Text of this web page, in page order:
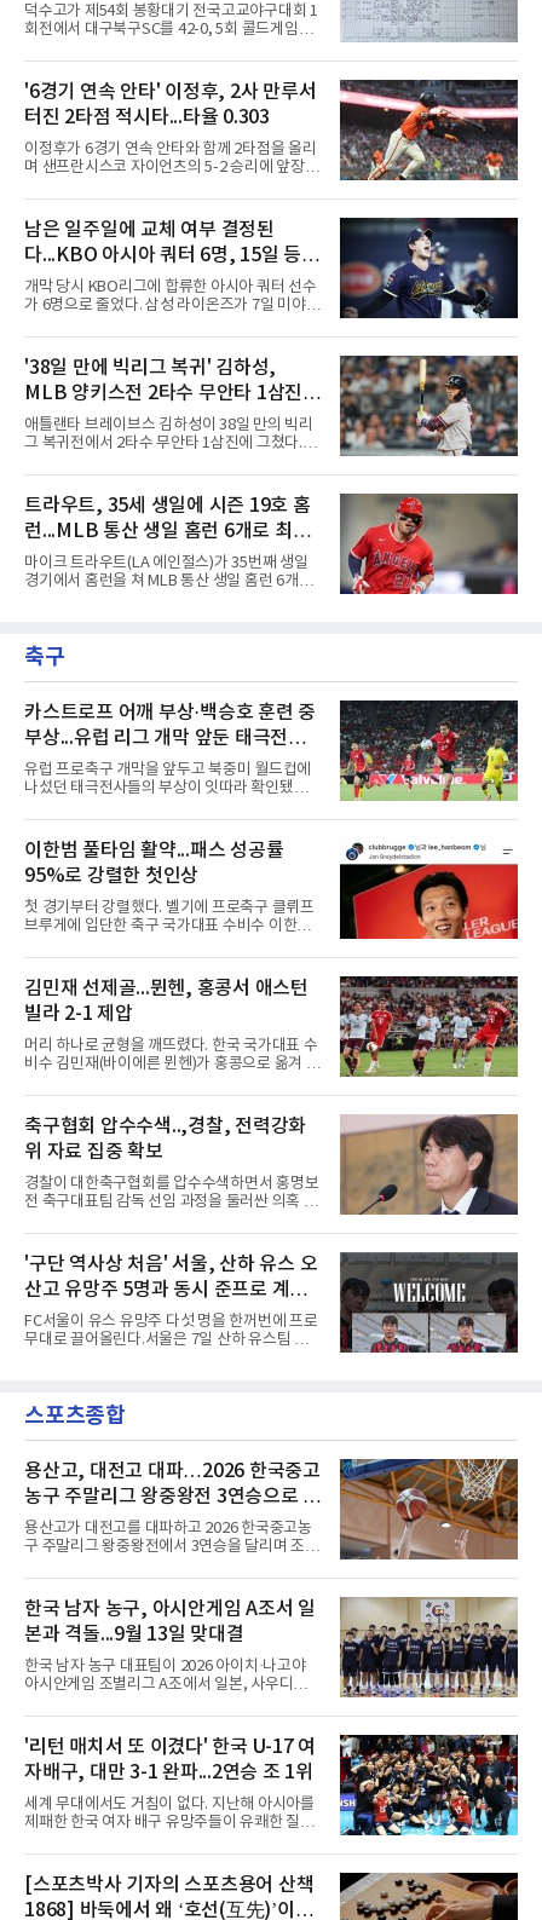
덕수고가 제54회 봉황대기 전국고교야구대회 1
회전에서 대구북구SC를 42-0, 5회 콜드게임으
경기에서 덕수고는 1회 5점, 2회 3점, 3회 10점
으로 18-0을 만든 뒤 4회 21점, 5회 3점을 보탰
다. 팀 안타 34개, 볼넷 12개를 기록했다.7번 타
자 유격수 홍주용은 4회 홈런 2개를 포함해 6타
수 6안타 3타점 4득점을 올렸고, 조원빈은 6타
수 6안타 5타점, 박종혁은 5타수 5안타 3타점을
남겼다. 선발 최희성은 5이닝 2피안타 무사사구
20안타 21실점했다.덕수고는 지난 4월 신세계
이마트배와 지난달 대통령배를
'6경기 연속 안타' 이정후, 2사 만루서
터진 2타점 적시타...타율 0.303
이정후가 6경기 연속 안타와 함께 2타점을 올리
며 샌프란시스코 자이언츠의 5-2 승리에 앞장섰
오라클파크에서 열린 2026 MLB 디트로이트 타
이거스전에 2번 타자 우익수로 선발 출전해 3타
수 1안타 1볼넷 2타점 1득점을 기록했다. 시즌
타율은 0.303(402타수 122안타). 1회말 1사에서
상대 선발 카이더 몬테로에게 볼넷을 골라 나간
뒤 라파엘 데버스의 중월 홈런 때 득점했고, 2-2
이던 2회말 2사 만루에서는 몬테로의 3구째 낮
열린 휴스턴 애스트로스전에 9번 타자 2루수로
나서 2타수 1안타를 기록, 타율
남은 일주일에 교체 여부 결정된
다...KBO 아시아 쿼터 6명, 15일 등록
시한이 분수령
개막 당시 KBO리그에 합류한 아시아 쿼터 선수
가 6명으로 줄었다. 삼성 라이온즈가 7일 미야지
입한 결과다.한화 왕옌청과 키움 가나쿠보 유토
는 입지가 확고하다. 왕옌청은 21경기 10승 4패,
평균자책점 3.34로 다승 공동 선두이자 3경기 연
속 퀄리티스타트를 기록 중이다. 가나쿠보는 5
승 4패 13세이브 10홀드, 평균자책점 2.95로 외
국인 최초 10홀드·10세이브를 동시에 달성했
다.kt 스기모토 고키는 전반기 42경기 평균자책
17홀드 공동 선두에 올랐다. SSG 타케다 쇼타도
전반기 1승 7패, 평균자책점
'38일 만에 빅리그 복귀' 김하성,
MLB 양키스전 2타수 무안타 1삼진...
시즌 타율 0.067
애틀랜타 브레이브스 김하성이 38일 만의 빅리
그 복귀전에서 2타수 무안타 1삼진에 그쳤다.김
에서 열린 2026 MLB 뉴욕 양키스와의 원정 경
기에 9번 타자 유격수로 선발 출전했다. 시즌 타
율은 0.068에서 0.067(75타수 5안타)로 떨어졌
다.2회초 2사 1루에서는 양키스 좌완 선발 맥스
프리드의 6구째 몸쪽 싱킹 패스트볼을 쳐 유격
수 뜬공으로 아웃됐고, 5회초에는 루킹 삼진을
당했다. 1-0으로 앞선 8회초 1사에서 대타 도미
이 파열돼 5월 중순 복귀했고, 동계 훈련 부족 여
파로 부진이 이어졌다. 지난달
트라우트, 35세 생일에 시즌 19호 홈
런...MLB 통산 생일 홈런 6개로 최다
타이
마이크 트라우트(LA 에인절스)가 35번째 생일
경기에서 홈런을 쳐 MLB 통산 생일 홈런 6개로
번 타자 중견수로 선발 출전해 3타수 1안타(1홈
런) 1타점 2득점 1볼넷으로 팀의 4-3 승리를 견
립스의 시속 155.8㎞ 바깥쪽 포심을 밀어 쳐 우
중간 담장을 넘겼다. 비거리 122ｍ, 시즌 19호이
자 통산 423번째 홈런이다. 1-2로 뒤진 7회초 2
사 3루에서는 그의 타구가 상대 투수 실책으로
이어져 동점이 됐고, 1루에 나간 뒤 놀런 섀누얼
의 역전 중월 2점 홈런 때 득점
축구
카스트로프 어깨 부상·백승호 훈련 중
부상...유럽 리그 개막 앞둔 태극전사
악재
유럽 프로축구 개막을 앞두고 북중미 월드컵에
나섰던 태극전사들의 부상이 잇따라 확인됐다.
일(한국시간) 옌스 카스트로프가 6일 아마추어
팀 로타흐-에게른과의 친선경기에서 어깨를 다
쳐 당분간 출전이 어렵다고 밝혔다. 그는 후반 교
체 투입돼 두 골을 넣었으나 후반 22분 부상으로
물러났다.독일인 아버지와 한국인 어머니 사이
에서 태어난 카스트로프는 측면 미드필더와 측
면 수비가 가능한 자원으로, 월드컵 남아프리카
은 그가 처음이다. 묀헨글라트바흐는 23일 DFB
포칼 1라운드, 29일 라이프치히
이한범 풀타임 활약...패스 성공률
95%로 강렬한 첫인상
첫 경기부터 강렬했다. 벨기에 프로축구 클뤼프
브루게에 입단한 축구 국가대표 수비수 이한범
뽑혔다.이한범은 8일(한국시간) 벨기에 브뤼헤
의 얀 브레이덜 스타디온에서 열린 코르트레이
크와의 2026-2027 벨기에 주필러리그 1라운드
홈 경기에 선발로 나서 경기 종료까지 뛰었다.출
발 자체가 빨랐다. 2026 북중미 월드컵에서 한국
의 조별리그 3경기를 모두 풀타임으로 소화하며
대표팀 중앙 수비의 주축으로 자리 잡은 그는 덴
선발로 곧장 투입돼 90분을 소화하며 팀의 3-0
완승에 힘을 보탰다.기록도
김민재 선제골...뮌헨, 홍콩서 애스턴
빌라 2-1 제압
머리 하나로 균형을 깨뜨렸다. 한국 국가대표 수
비수 김민재(바이에른 뮌헨)가 홍콩으로 옮겨 열
리에 힘을 보탰다.김민재는 7일(현지시간) 홍콩
카이탁 스포츠파크에서 열린 애스턴 빌라(잉글
랜드)와의 친선경기에서 전반 37분 0의 균형을
깨는 골을 넣었다. 톰 비쇼프가 왼쪽 측면에서 올
린 프리킥에 묘하게 머리를 갖다 대 방향을 바꾸
며 골 그물을 흔들었다.흐름은 좋았다. 제주전에
서 주장 완장을 차고 30여 분을 소화했던 그는
로키로 교체됐다.분데스리가 최다 우승팀(35회)
뮌헨은 프리시즌 아시아
축구협회 압수수색..,경찰, 전력강화
위 자료 집중 확보
경찰이 대한축구협회를 압수수색하면서 홍명보
전 축구대표팀 감독 선임 과정을 둘러싼 의혹 규
비판이 홍 전 감독에게 집중됐지만 경찰의 시선
은 다른 곳을 향한다. 성적 부진과 별개로 선임
과정에 부당함이 있었는지가 수사의 본류다.7일
연합뉴스 취재를 종합하면 서울경찰청 광역수사
단 금융범죄수사대는 전날 축구협회 사무실 등
을 압수수색해 감독 선임 관련 자료를 다수 확보
했다. 특히 감독 후보를 검토해 이사회에 추천하
독을 1순위 후보로 정하고 검증한 과정, 이사회
의 최종 승인 경위를 살
'구단 역사상 처음' 서울, 산하 유스 오
산고 유망주 5명과 동시 준프로 계
약...ACL2 겨냥
FC서울이 유스 유망주 다섯 명을 한꺼번에 프로
무대로 끌어올린다.서울은 7일 산하 유스팀 서
현·정현웅과 2학년 정하원이 대상이다.오산고의
성적이 배경이 됐다. 올 시즌 백운기 전국 고등학
컵, K리그 U-17 챔피언십을 잇달아 제패했다.시
기도 맞물렸다. 서울은 9월 시작하는 아시아축
구연맹(AFC) 챔피언스리그2(ACL2)를 앞두고 선
수단 깊이를 더하는 동시에 유스 출신에게 국제
무대 경험을 주려 했다.면면도 다양하다. 측면 공
격수 정현웅은 돌파력이
스포츠종합
용산고, 대전고 대파…2026 한국중고
농구 주말리그 왕중왕전 3연승으로 조
1위 16강 진출
용산고가 대전고를 대파하고 2026 한국중고농
구 주말리그 왕중왕전에서 3연승을 달리며 조 1
우슬체육관에서 열린 대회 남고부 B조 예선 3차
전에서 대전고를 상대로 주전 선수들의 고른 활
약을 앞세워 108-33으로 대승을 거뒀다.용산고
는 배대범이 22점, 김민기가 19점, 이승민이 13
점을 올리며 공격을 이끌었다. 경기 초반부터 주
도권을 잡은 용산고는 일찌감치 승기를 굳히며
대전고에 큰 점수 차 승리를 거뒀다.이로써 용산
붙는다.C조에서는 양정고가 충주고를 82-35로
크게 꺾고 16강 진출을 확정했다
한국 남자 농구, 아시안게임 A조서 일
본과 격돌...9월 13일 맞대결
한국 남자 농구 대표팀이 2026 아이치·나고야
아시안게임 조별리그 A조에서 일본, 사우디아라
가 8일 발표한 일정에 따르면 한국은 9월 10일
사우디, 11일 인도네시아, 13일 일본과 차례로
맞붙는다. FIBA 랭킹은 일본 22위, 한국 57위, 사
우디 65위, 인도네시아 94위로, 랭킹과 홈 이점
을 모두 갖춘 일본이 최대 변수다.니콜라이스 마
줄스(라트비아) 감독이 이끄는 대표팀은 지난달
6일 FIBA 월드컵 예선 1라운드 6차전에서 일본
NBA에 도전 중인 이현중을 앞세운 대표팀의 목
표는 우승이다.조별리그는 12
'리턴 매치서 또 이겼다' 한국 U-17 여
자배구, 대만 3-1 완파...2연승 조 1위
세계 무대에서도 거침이 없다. 지난해 아시아를
제패한 한국 여자 배구 유망주들이 유쾌한 질주
이하(U-17) 여자배구대표팀은 8일(한국시간) 칠
레 로스안데스에서 열린 2026 국제배구연맹
(FIVB) U-17 여자 세계선수권대회 조별리그 D조
2차전에서 대만을 세트 점수 3-1(25-19 18-25
[스포츠박사 기자의 스포츠용어 산책
1868] 바둑에서 왜 ‘호선(互先)’이라